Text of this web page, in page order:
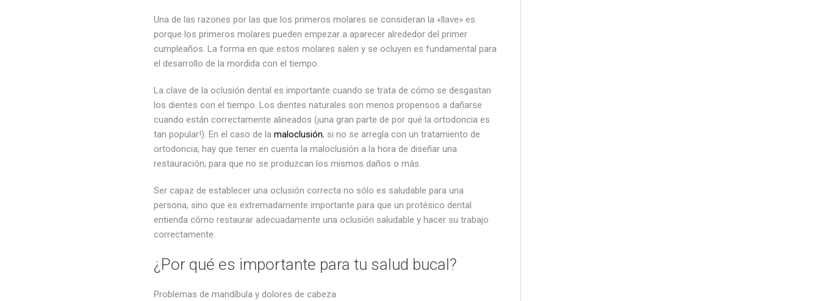
Una de las razones por las que los primeros molares se consideran la «llave» es
porque los primeros molares pueden empezar a aparecer alrededor del primer
cumpleaños. La forma en que estos molares salen y se ocluyen es fundamental para
el desarrollo de la mordida con el tiempo.
La clave de la oclusión dental es importante cuando se trata de cómo se desgastan
los dientes con el tiempo. Los dientes naturales son menos propensos a dañarse
cuando están correctamente alineados (¡una gran parte de por qué la ortodoncia es
tan popular!). En el caso de la maloclusión, si no se arregla con un tratamiento de
ortodoncia, hay que tener en cuenta la maloclusión a la hora de diseñar una
restauración, para que no se produzcan los mismos daños o más.
Ser capaz de establecer una oclusión correcta no sólo es saludable para una
persona, sino que es extremadamente importante para que un protésico dental
entienda cómo restaurar adecuadamente una oclusión saludable y hacer su trabajo
correctamente.
¿Por qué es importante para tu salud bucal?
Problemas de mandíbula y dolores de cabeza